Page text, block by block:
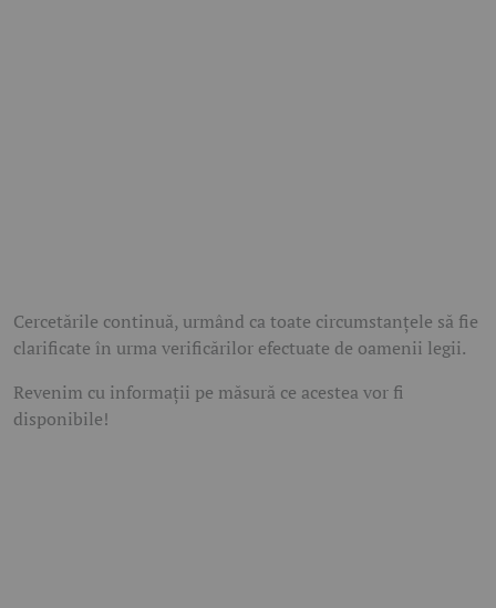
Cercetările continuă, urmând ca toate circumstanțele să fie
clarificate în urma verificărilor efectuate de oamenii legii.
Revenim cu informații pe măsură ce acestea vor fi
disponibile!